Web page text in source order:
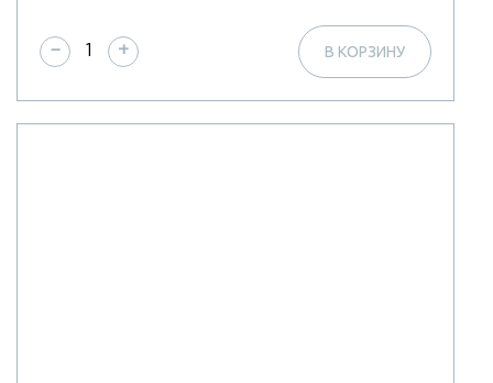
− + В КОРЗИНУ